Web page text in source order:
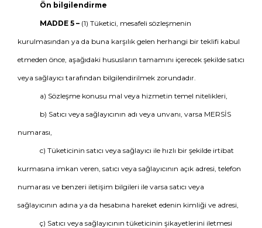
Ön bilgilendirme
MADDE 5 –(1) Tüketici, mesafeli sözleşmenin
kurulmasından ya da buna karşılık gelen herhangi bir teklifi kabul
etmeden önce, aşağıdaki hususların tamamını içerecek şekilde satıcı
veya sağlayıcı tarafından bilgilendirilmek zorundadır.
a) Sözleşme konusu mal veya hizmetin temel nitelikleri,
b) Satıcı veya sağlayıcının adı veya unvanı, varsa MERSİS
numarası,
c) Tüketicinin satıcı veya sağlayıcı ile hızlı bir şekilde irtibat
kurmasına imkan veren, satıcı veya sağlayıcının açık adresi, telefon
numarası ve benzeri iletişim bilgileri ile varsa satıcı veya
sağlayıcının adına ya da hesabına hareket edenin kimliği ve adresi,
ç) Satıcı veya sağlayıcının tüketicinin şikayetlerini iletmesi